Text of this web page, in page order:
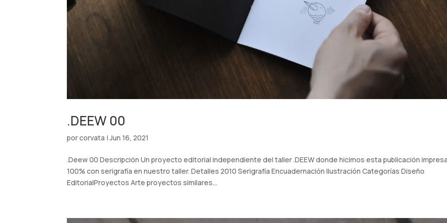
.DEEW 00
porcorvata |Jun 16, 2021
.Deew 00 Descripción Un proyecto editorial independiente del taller .DEEW donde hicimos esta publicación
100% con serigrafía en nuestro taller. Detalles 2010 Serigrafía Encuadernación Ilustración Categorías Diseño
EditorialProyectos Arte proyectos similares...